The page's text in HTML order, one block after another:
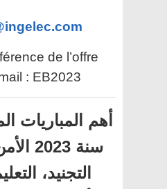
de l’offre
: EB2023
أهم المباريات
سنة
التجنيد،